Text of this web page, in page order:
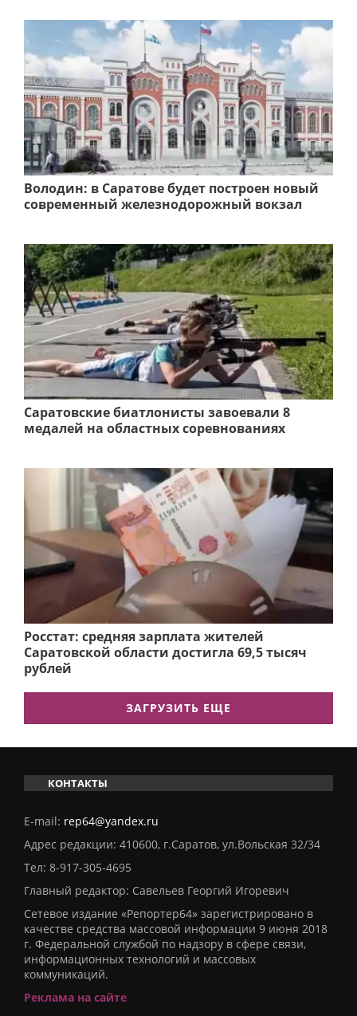
Володин: в Саратове будет построен новый
современный железнодорожный вокзал
Саратовские биатлонисты завоевали 8
медалей на областных соревнованиях
Росстат: средняя зарплата жителей
Саратовской области достигла 69,5 тысяч
рублей
ЗАГРУЗИТЬ ЕЩЕ
КОНТАКТЫ
E-mail: rep64@yandex.ru
Адрес редакции: 410600, г.Саратов, ул.Вольская 32/34
Тел: 8-917-305-4695
Главный редактор: Савельев Георгий Игоревич
Сетевое издание «Репортер64» зарегистрировано в
качестве средства массовой информации 9 июня 2018
г. Федеральной службой по надзору в сфере связи,
информационных технологий и массовых
коммуникаций.
Реклама на сайте